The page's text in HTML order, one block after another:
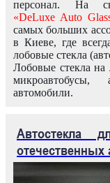
персонал. На
«DeLuxe Auto
самых больших
в Киеве, где
лобовые стекла
Лобовые стекла на
микроавтобусы,
автомобили.
Автостекла
отечественных